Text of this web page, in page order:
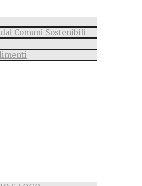
Comuni Sostenibili